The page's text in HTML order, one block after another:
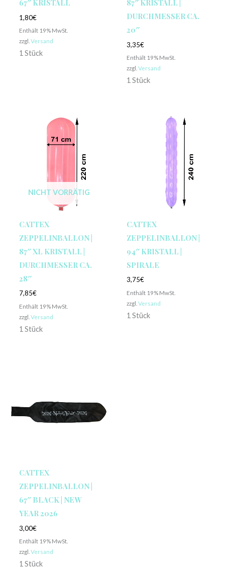
67″ KRISTALL
1,80€
Enthält 19% MwSt.
zzgl. Versand
1 Stück
87″ KRISTALL |
DURCHMESSER CA.
20″
3,35€
Enthält 19% MwSt.
zzgl. Versand
1 Stück
NICHT VORRÄTIG
CATTEX
ZEPPELINBALLON |
87″ XL KRISTALL |
DURCHMESSER CA.
28″
7,85€
Enthält 19% MwSt.
zzgl. Versand
1 Stück
CATTEX
ZEPPELINBALLON |
94″ KRISTALL |
SPIRALE
3,75€
Enthält 19% MwSt.
zzgl. Versand
1 Stück
CATTEX
ZEPPELINBALLON |
67″ BLACK | NEW
YEAR 2026
3,00€
Enthält 19% MwSt.
zzgl. Versand
1 Stück